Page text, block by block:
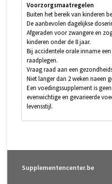
Voorzorgsmaatregelen
Buiten het bereik van kinderen
De aanbevolen dagelijkse
Afgeraden voor zwangere en
kinderen onder de 8 jaar.
Bij accidentele orale inname
raadplegen.
Vraag raad aan een
Niet langer dan 2 weken naeen
Een voedingssupplement is
evenwichtige en gevarieerde
levensstijl.
Supplementencenter.be